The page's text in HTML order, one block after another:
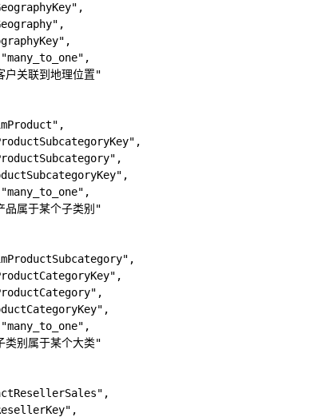
关联到地理位置"
属于某个子类别"
别属于某个大类"